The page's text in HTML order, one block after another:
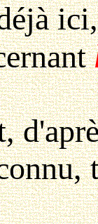
ici,